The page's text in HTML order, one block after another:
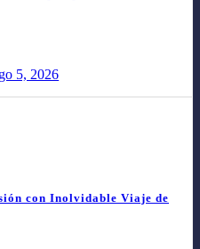
5, 2026
con Inolvidable Viaje de